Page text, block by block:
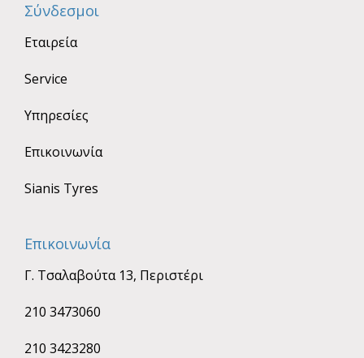
Σύνδεσμοι
Εταιρεία
Service
Υπηρεσίες
Επικοινωνία
Sianis Tyres
Επικοινωνία
Γ. Τσαλαβούτα 13, Περιστέρι
210 3473060
210 3423280